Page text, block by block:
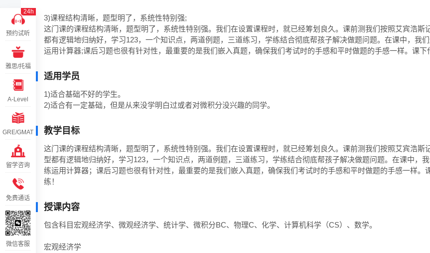
3)课程结构清晰，题型明了，系统性特别强;
这门课的课程结构清晰，题型明了，系统性特别强。我们在设置课程时，就已经筹划良久。课前测我们按照艾宾浩
都有逻辑地归纳好，学习123，一个知识点，两道例题，三道练习，学练结合彻底帮孩子解决做题问题。在课中，我
运用计算器;课后习题也很有针对性，最重要的是我们嵌入真题，确保我们考试时的手感和平时做题的手感一样。课
适用学员
1)适合基础不好的学生。
2)适合有一定基础，但是从来没学明白过或者对微积分没兴趣的同学。
教学目标
这门课的课程结构清晰，题型明了，系统性特别强。我们在设置课程时，就已经筹划良久。课前测我们按照艾宾浩
型都有逻辑地归纳好，学习123，一个知识点，两道例题，三道练习，学练结合彻底帮孩子解决做题问题。在课中，
练运用计算器；课后习题也很有针对性，最重要的是我们嵌入真题，确保我们考试时的手感和平时做题的手感一样。
练！
授课内容
包含科目宏观经济学、微观经济学、统计学、微积分BC、物理C、化学、计算机科学（CS）、数学。
宏观经济学
24h
预约试听
雅思/托福
A-Level
GRE/GMAT
留学咨询
免费通话
微信客服